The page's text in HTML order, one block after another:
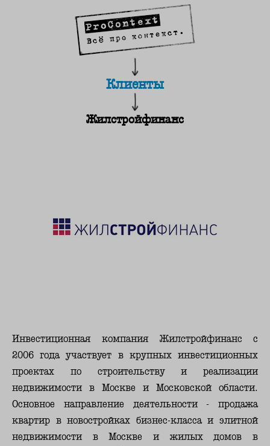
Клиенты
Жилстройфинанс
Инвестиционная компания Жилстройфинанс с
2006 года участвует в крупных инвестиционных
проектах по строительству и реализации
недвижимости в Москве и Московской области.
Основное направление деятельности - продажа
квартир в новостройках бизнес-класса и элитной
недвижимости в Москве и жилых домов в